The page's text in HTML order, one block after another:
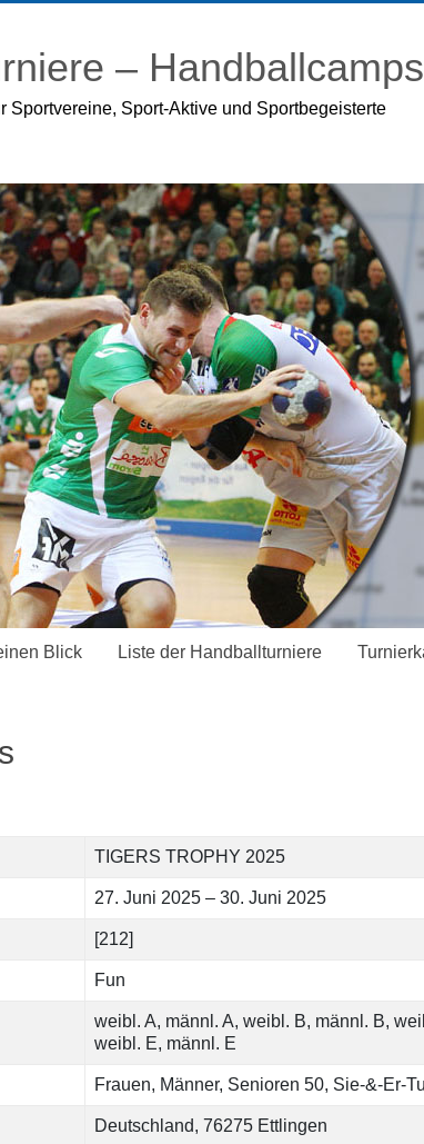
– Handballcamps
Sportvereine, Sport-Aktive und Sportbegeisterte
Blick Liste der Handballturniere
TIGERS TROPHY 2025
27. Juni 2025 – 30. Juni 2025
[212]
Fun
weibl. A, männl. A, weibl. B, männl. B,
weibl. E, männl. E
Frauen, Männer, Senioren 50, Sie-&-Er-
Deutschland, 76275 Ettlingen